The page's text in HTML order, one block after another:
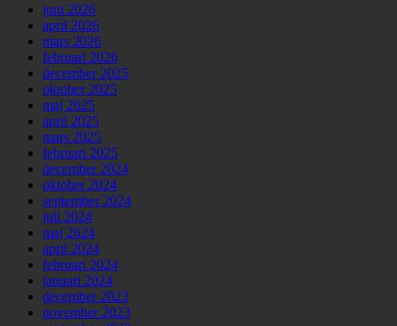
juni 2026
april 2026
mars 2026
februari 2026
december 2025
oktober 2025
maj 2025
april 2025
mars 2025
februari 2025
december 2024
oktober 2024
september 2024
juli 2024
maj 2024
april 2024
februari 2024
januari 2024
december 2023
november 2023